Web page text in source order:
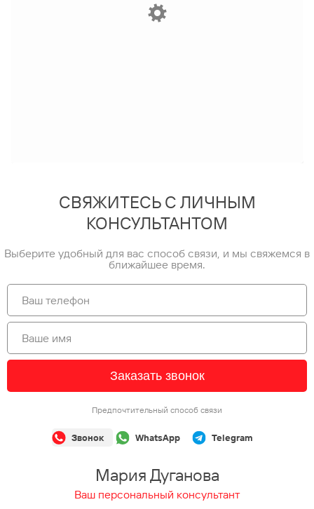
СВЯЖИТЕСЬ С ЛИЧНЫМ
КОНСУЛЬТАНТОМ
Выберите удобный для вас способ связи, и мы свяжемся в
ближайшее время.
Заказать звонок
Предпочтительный способ связи
Звонок WhatsApp Telegram
Мария Дуганова
Ваш персональный консультант